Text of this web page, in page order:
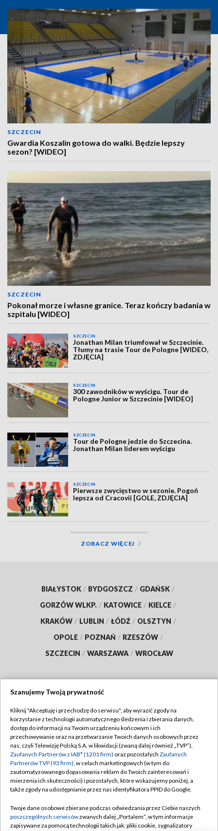
SZCZECIN
Gwardia Koszalin gotowa do walki. Będzie lepszy
sezon? [WIDEO]
SZCZECIN
Pokonał morze i własne granice. Teraz kończy badania w
szpitalu [WIDEO]
SZCZECIN
Jonathan Milan triumfował w Szczecinie.
Tłumy na trasie Tour de Pologne [WIDEO,
ZDJĘCIA]
SZCZECIN
300 zawodników w wyścigu. Tour de
Pologne Junior w Szczecinie [WIDEO]
SZCZECIN
Tour de Pologne jedzie do Szczecina.
Jonathan Milan liderem wyścigu
SZCZECIN
Pierwsze zwycięstwo w sezonie. Pogoń
lepsza od Cracovii [GOLE, ZDJĘCIA]
ZOBACZ WIĘCEJ
BIAŁYSTOK / BYDGOSZCZ / GDAŃSK /
GORZÓW WLKP. / KATOWICE / KIELCE /
KRAKÓW / LUBLIN / ŁÓDŹ / OLSZTYN /
OPOLE / POZNAŃ / RZESZÓW /
SZCZECIN / WARSZAWA / WROCŁAW
TVP
Abonament TVP
Emisja w TVP
Centrum informacji TVP
Naziemna Telewizja Cyfrowa
Rada Programowa
Regulamin TVP
Polityka prywatności
Moje zgody
Pomoc
Kontakt
Szanujemy Twoją prywatność
Kliknij "Akceptuję i przechodzę do serwisu", aby wyrazić zgody na
korzystanie z technologii automatycznego śledzenia i zbierania danych,
dostęp do informacji na Twoim urządzeniu końcowym i ich
przechowywanie oraz na przetwarzanie Twoich danych osobowych przez
nas, czyli Telewizję Polską S.A. w likwidacji (zwaną dalej również „TVP”),
Zaufanych Partnerów z IAB* (1201 firm) oraz pozostałych Zaufanych
Partnerów TVP (93 firm), w celach marketingowych (w tym do
zautomatyzowanego dopasowania reklam do Twoich zainteresowań i
mierzenia ich skuteczności) i pozostałych, które wskazujemy poniżej, a
także zgody na udostępnianie przez nas identyfikatora PPID do Google.
Twoje dane osobowe zbierane podczas odwiedzania przez Ciebie naszych
poszczególnych serwisówzwanych dalej „Portalem”, w tym informacje
zapisywane za pomocą technologii takich jak: pliki cookie, sygnalizatory